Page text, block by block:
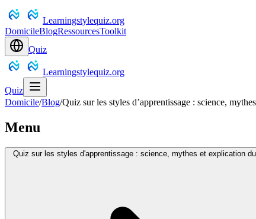
Learningstylequiz.org
DomicileBlogRessourcesToolkit
Quiz
Learningstylequiz.org
Quiz
Domicile/Blog/Quiz sur les styles d’apprentissage : science,
Menu
Quiz sur les styles d'apprentissage : science, mythes et explication